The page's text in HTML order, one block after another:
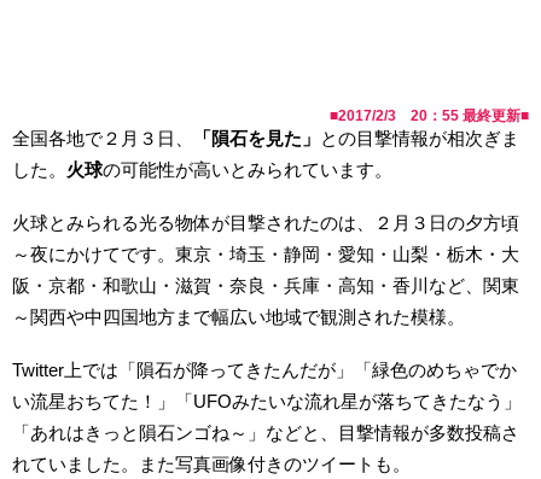
■2017/2/3 20：55 最終更新■
全国各地で２月３日、 「隕石を見た」 との目撃情報が相次ぎま
した。 火球の可能性が高いとみられています。
火球とみられる光る物体が目撃されたのは、２月３日の夕方頃
～夜にかけてです。東京・埼玉・静岡・愛知・山梨・栃木・大
阪・京都・和歌山・滋賀・奈良・兵庫・高知・香川など、関東
～関西や中四国地方まで幅広い地域で観測された模様。
Twitter上では「隕石が降ってきたんだが」「緑色のめちゃでか
い流星おちてた！」「UFOみたいな流れ星が落ちてきたなう」
「あれはきっと隕石ンゴね～」などと、目撃情報が多数投稿さ
れていました。また写真画像付きのツイートも。